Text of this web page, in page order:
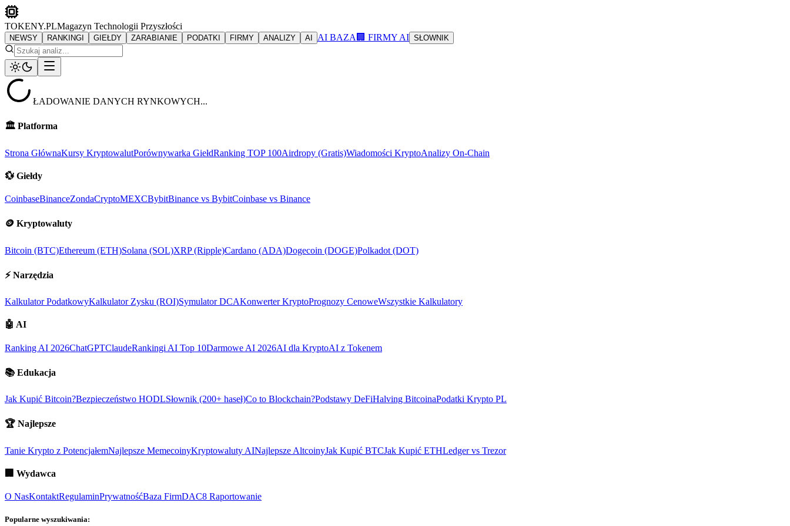
TOKENY.PLMagazyn Technologii Przyszłości
NEWSY RANKINGI GIEŁDY ZARABIANIE PODATKI FIRMY ANALIZY AI AI BAZA 🏢 FIRMY AI SŁOWNIK
ŁADOWANIE DANYCH RYNKOWYCH...
🏛️ Platforma
Strona GłównaKursy KryptowalutPorównywarka GiełdRanking TOP 100Airdropy (Gratis)Wiadomości KryptoAnalizy On-Chain
💱 Giełdy
CoinbaseBinanceZondaCryptoMEXCBybitBinance vs BybitCoinbase vs Binance
🪙 Kryptowaluty
Bitcoin (BTC)Ethereum (ETH)Solana (SOL)XRP (Ripple)Cardano (ADA)Dogecoin (DOGE)Polkadot (DOT)
⚡ Narzędzia
Kalkulator PodatkowyKalkulator Zysku (ROI)Symulator DCAKonwerter KryptoPrognozy CenoweWszystkie Kalkulatory
🤖 AI
Ranking AI 2026ChatGPTClaudeRankingi AI Top 10Darmowe AI 2026AI dla KryptoAI z Tokenem
📚 Edukacja
Jak Kupić Bitcoin?Bezpieczeństwo HODLSłownik (200+ haseł)Co to Blockchain?Podstawy DeFiHalving BitcoinaPodatki Krypto PL
🏆 Najlepsze
Tanie Krypto z PotencjałemNajlepsze MemecoinyKryptowaluty AINajlepsze AltcoinyJak Kupić BTCJak Kupić ETHLedger vs Trezor
🏢 Wydawca
O NasKontaktRegulaminPrywatnośćBaza FirmDAC8 Raportowanie
Popularne wyszukiwania: